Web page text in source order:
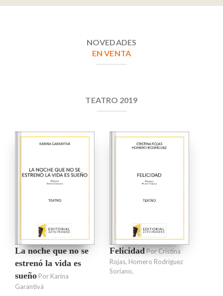
NOVEDADES
EN VENTA
TEATRO 2019
La noche que no se
estrenó la vida es
sueño Por Karina
Garantivá
FelicidadPor Cristina
Rojas, Homero Rodríguez
Soriano,